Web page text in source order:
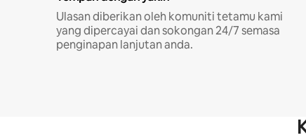
Ulasan diberikan oleh komuniti tetamu kami
yang dipercayai dan sokongan 24/7 semasa
penginapan lanjutan anda.